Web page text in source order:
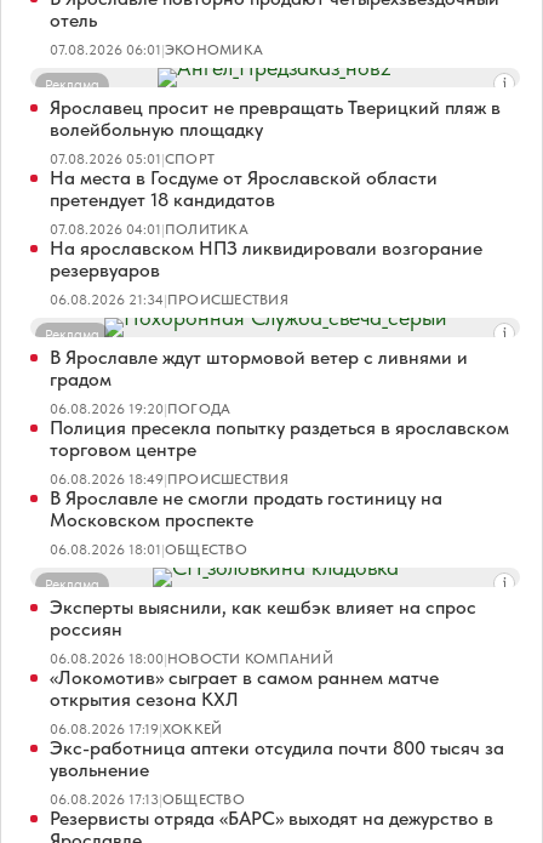
отель
07.08.2026 06:01|ЭКОНОМИКА
Реклама
Ярославец просит не превращать Тверицкий пляж в
волейбольную площадку
07.08.2026 05:01|СПОРТ
На места в Госдуме от Ярославской области
претендует 18 кандидатов
07.08.2026 04:01|ПОЛИТИКА
На ярославском НПЗ ликвидировали возгорание
резервуаров
06.08.2026 21:34|ПРОИСШЕСТВИЯ
Реклама
В Ярославле ждут штормовой ветер с ливнями и
градом
06.08.2026 19:20|ПОГОДА
Полиция пресекла попытку раздеться в ярославском
торговом центре
06.08.2026 18:49|ПРОИСШЕСТВИЯ
В Ярославле не смогли продать гостиницу на
Московском проспекте
06.08.2026 18:01|ОБЩЕСТВО
Реклама
Эксперты выяснили, как кешбэк влияет на спрос
россиян
06.08.2026 18:00|НОВОСТИ КОМПАНИЙ
«Локомотив» сыграет в самом раннем матче
открытия сезона КХЛ
06.08.2026 17:19|ХОККЕЙ
Экс-работница аптеки отсудила почти 800 тысяч за
увольнение
06.08.2026 17:13|ОБЩЕСТВО
Резервисты отряда «БАРС» выходят на дежурство в